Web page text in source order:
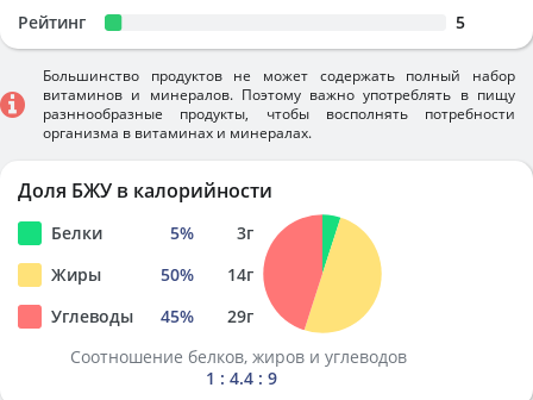
Рейтинг 5
Большинство продуктов не может содержать полный набор
витаминов и минералов. Поэтому важно употреблять в пищу
разннообразные продукты, чтобы восполнять потребности
организма в витаминах и минералах.
Доля БЖУ в калорийности
Белки 5% 3г
Жиры
50% 14г
Углеводы
45% 29г
Соотношение белков, жиров и углеводов
1 : 4.4 : 9